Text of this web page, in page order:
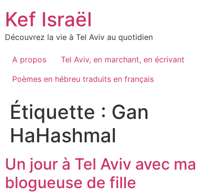
content
Kef Israël
Découvrez la vie à Tel Aviv au quotidien
A propos
Tel Aviv, en marchant, en écrivant
Poèmes en hébreu traduits en français
Étiquette : Gan
HaHashmal
Un jour à Tel Aviv avec ma
blogueuse de fille